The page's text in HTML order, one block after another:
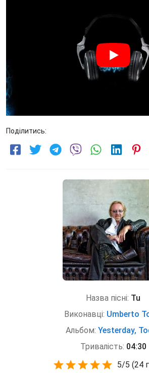
Поділитись:
Назва пісні: Tu
Виконавці: Umberto
Альбом: Yesterday,
Тривалість: 04:30
5/5 (24